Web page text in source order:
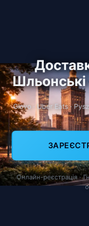
Glovo · Uber Eats ·
Онлайн-реєстрація ·